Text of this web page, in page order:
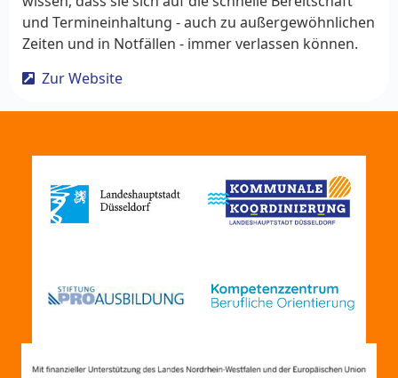
und Termineinhaltung - auch zu außergewöhnlichen
Zeiten und in Notfällen - immer verlassen können.
Zur Website